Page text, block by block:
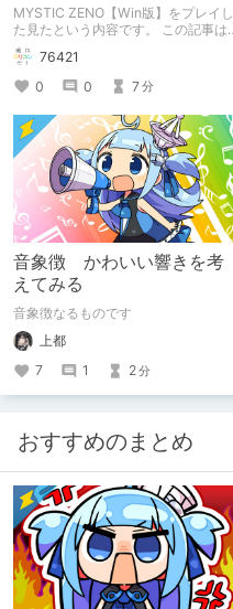
MYSTIC ZENO【Win版】をプレイし
た見たという内容です。 この記事は
通常のクリエイターズ記事です。
76421
0
0 7分
音象徴 かわいい響きを考
えてみる
音象徴なるものです
上都
7
1 2分
おすすめのまとめ